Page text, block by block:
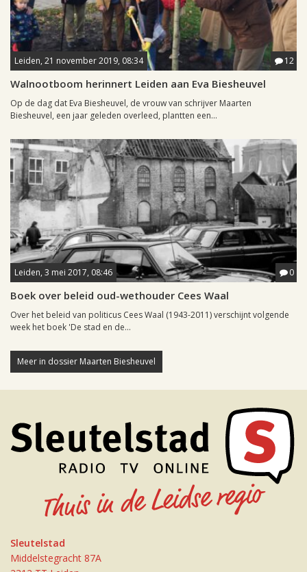
Leiden, 21 november 2019, 08:34 12
Walnootboom herinnert Leiden aan Eva Biesheuvel
Op de dag dat Eva Biesheuvel, de vrouw van schrijver Maarten
Biesheuvel, een jaar geleden overleed, plantten een...
Leiden, 3 mei 2017, 08:46 0
Boek over beleid oud-wethouder Cees Waal
Over het beleid van politicus Cees Waal (1943-2011) verschijnt volgende
week het boek 'De stad en de...
Meer in dossier Maarten Biesheuvel
Sleutelstad
Middelstegracht 87A